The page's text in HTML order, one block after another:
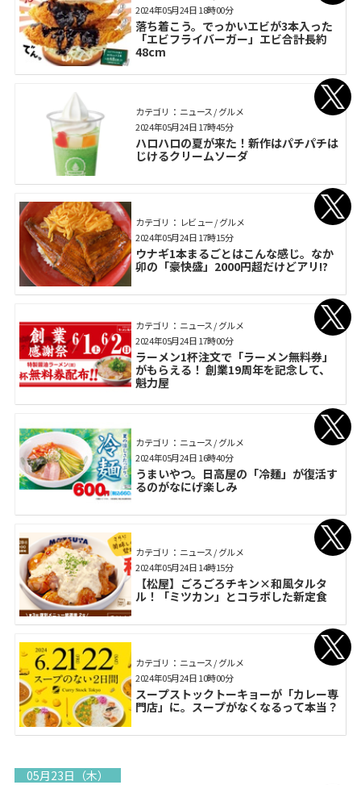
落ち着こう。でっかいエビが3本入った
「エビフライバーガー」エビ合計長約
48cm
2024年05月24日 18時00分
カテゴリ： ニュース / グルメ
ハロハロの夏が来た！新作はパチパチは
じけるクリームソーダ
2024年05月24日 17時45分
カテゴリ： レビュー / グルメ
ウナギ1本まるごとはこんな感じ。なか
卯の「豪快盛」2000円超だけどアリ!?
2024年05月24日 17時15分
カテゴリ： ニュース / グルメ
ラーメン1杯注文で「ラーメン無料券」
がもらえる！ 創業19周年を記念して、
魁力屋
2024年05月24日 17時00分
カテゴリ： ニュース / グルメ
うまいやつ。日高屋の「冷麺」が復活す
るのがなにげ楽しみ
2024年05月24日 16時40分
カテゴリ： ニュース / グルメ
【松屋】ごろごろチキン×和風タルタ
ル！「ミツカン」とコラボした新定食
2024年05月24日 14時15分
カテゴリ： ニュース / グルメ
スープストックトーキョーが「カレー専
門店」に。スープがなくなるって本当？
2024年05月24日 10時00分
05月23日（木）